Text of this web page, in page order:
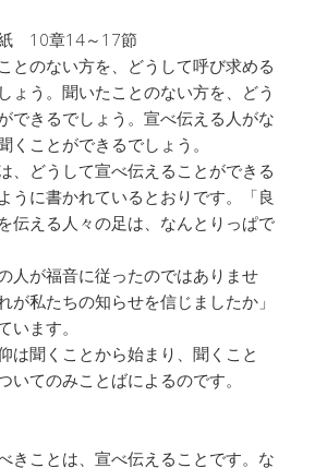
10章14～17節
とのない方を、どうして呼び求める
ょう。聞いたことのない方を、どう
できるでしょう。宣べ伝える人がな
くことができるでしょう。
、どうして宣べ伝えることができる
うに書かれているとおりです。「良
伝える人々の足は、なんとりっぱで
人が福音に従ったのではありませ
が私たちの知らせを信じましたか」
います。
は聞くことから始まり、聞くこと
いてのみことばによるのです。
きことは、宣べ伝えることです。な